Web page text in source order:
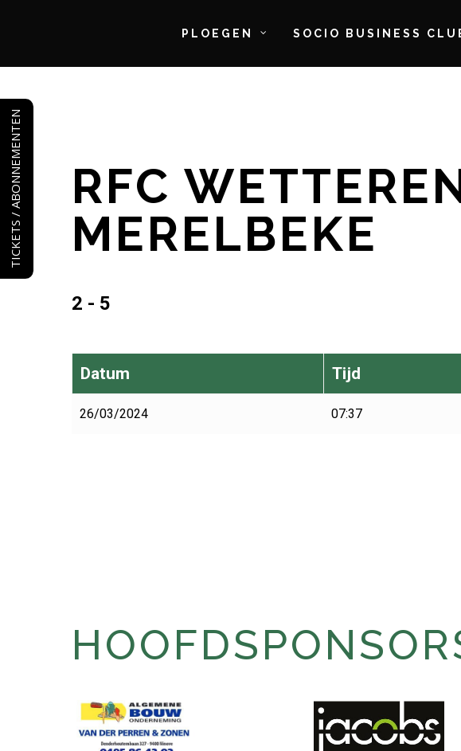
to
main
content
PLOEGEN SOCIO BUSINESS
RFC
MERELBEKE
2 - 5
Datum Tijd
26/03/2024 07:37
TICKETS / ABONNEMENTEN